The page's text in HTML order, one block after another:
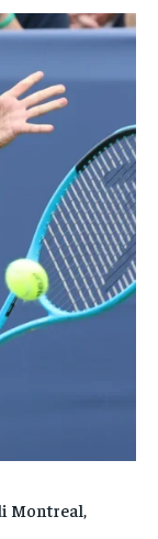
Montreal,